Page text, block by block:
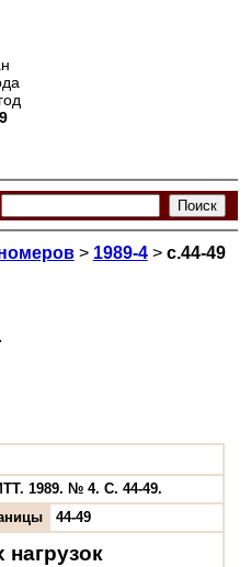
> 1989-4> с.44-49
1989. № 4. С. 44-49.
44-49